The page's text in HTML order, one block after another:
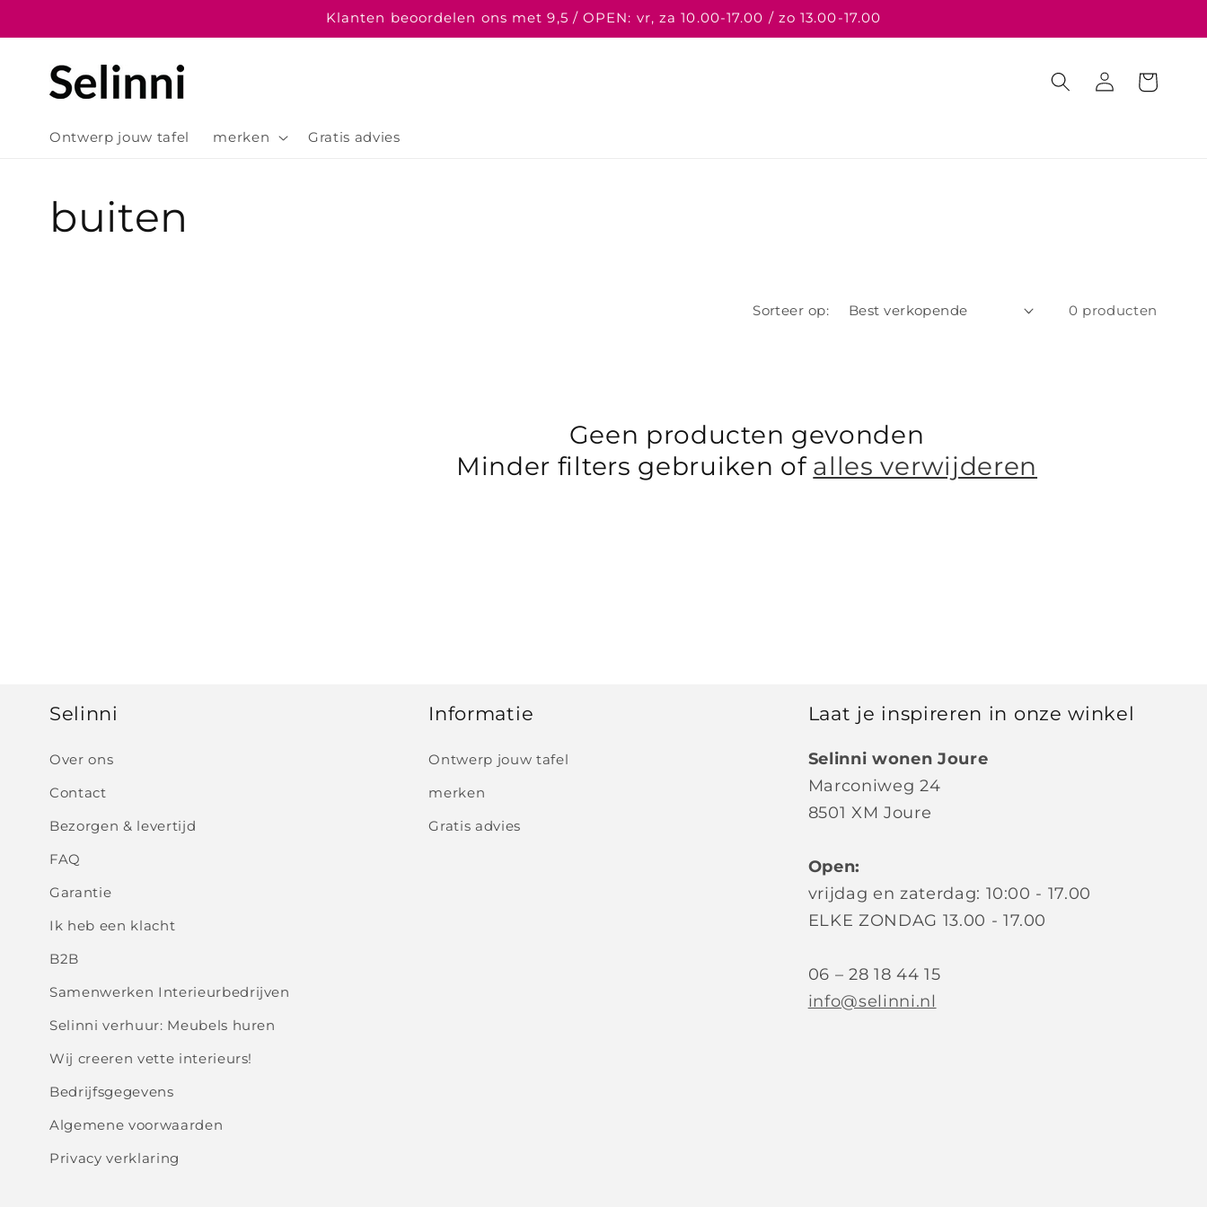
content
Klanten beoordelen ons met 9,5 / OPEN: vr, za 10.00-17.00 / zo 13.00-17.00
Ontwerp jouw tafel merken Gratis advies
Inloggen
Winkelwagen
C
:
buiten
Sorteer op: 0 producten
Geen producten gevonden
Minder filters gebruiken of alles verwijderen
Selinni
Over ons
Contact
Bezorgen & levertijd
FAQ
Garantie
Ik heb een klacht
B2B
Samenwerken Interieurbedrijven
Selinni verhuur: Meubels huren
Wij creeren vette interieurs!
Bedrijfsgegevens
Algemene voorwaarden
Privacy verklaring
Informatie
Ontwerp jouw tafel
merken
Gratis advies
Laat je inspireren in onze winkel
Selinni wonen Joure
Marconiweg 24
8501 XM Joure
Open:
vrijdag en zaterdag: 10:00 - 17.00
ELKE ZONDAG 13.00 - 17.00
06 – 28 18 44 15
info@selinni.nl